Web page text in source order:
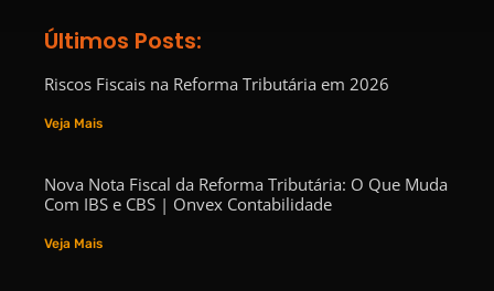
Últimos Posts:
Riscos Fiscais na Reforma Tributária em 2026
Veja Mais
Nova Nota Fiscal da Reforma Tributária: O Que Muda
Com IBS e CBS | Onvex Contabilidade
Veja Mais